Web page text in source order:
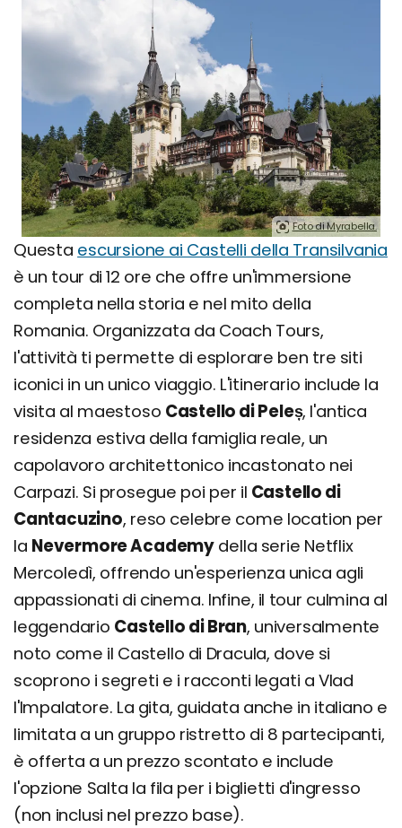
Foto di Myrabella.
Questa escursione ai Castelli della Transilvania
è un tour di 12 ore che offre un'immersione
completa nella storia e nel mito della
Romania. Organizzata da Coach Tours,
l'attività ti permette di esplorare ben tre siti
iconici in un unico viaggio. L'itinerario include la
visita al maestoso Castello di Peleș, l'antica
residenza estiva della famiglia reale, un
capolavoro architettonico incastonato nei
Carpazi. Si prosegue poi per il Castello di
Cantacuzino, reso celebre come location per
la Nevermore Academy della serie Netflix
Mercoledì, offrendo un'esperienza unica agli
appassionati di cinema. Infine, il tour culmina al
leggendario Castello di Bran, universalmente
noto come il Castello di Dracula, dove si
scoprono i segreti e i racconti legati a Vlad
l'Impalatore. La gita, guidata anche in italiano e
limitata a un gruppo ristretto di 8 partecipanti,
è offerta a un prezzo scontato e include
l'opzione Salta la fila per i biglietti d'ingresso
(non inclusi nel prezzo base).